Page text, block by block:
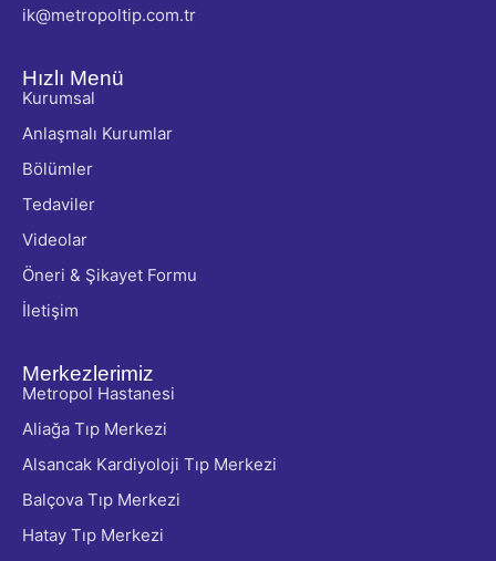
ik@metropoltip.com.tr
Hızlı Menü
Kurumsal
Anlaşmalı Kurumlar
Bölümler
Tedaviler
Videolar
Öneri & Şikayet Formu
İletişim
Merkezlerimiz
Metropol Hastanesi
Aliağa Tıp Merkezi
Alsancak Kardiyoloji Tıp Merkezi
Balçova Tıp Merkezi
Hatay Tıp Merkezi